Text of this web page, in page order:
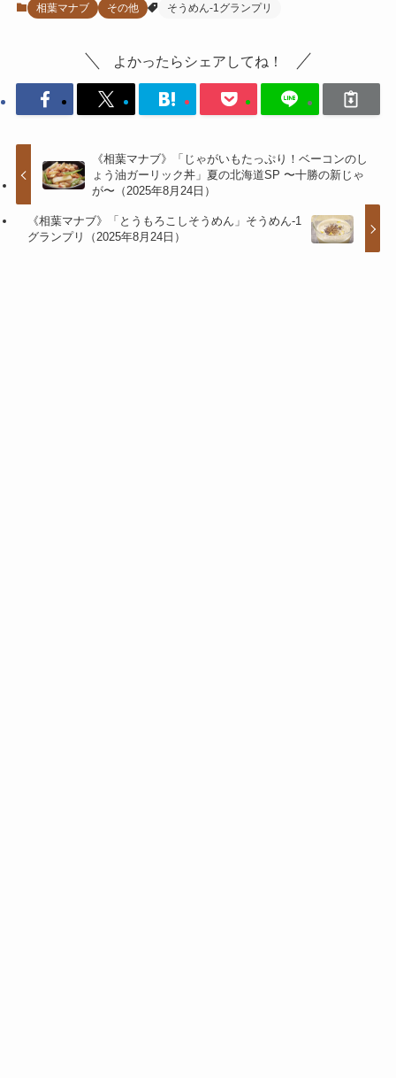
相葉マナブ その他 そうめん-1グランプリ
よかったらシェアしてね！
《相葉マナブ》「じゃがいもたっぷり！ベーコンのし
ょう油ガーリック丼」夏の北海道SP 〜十勝の新じゃ
が〜（2025年8月24日）
《相葉マナブ》「とうもろこしそうめん」そうめん-1
グランプリ（2025年8月24日）